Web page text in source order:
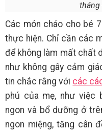
tháng
Các món cháo cho bé
thực hiện. Chỉ cần các
để không làm mất chất
như không gây cảm
tin chắc rằng với các
phú của mẹ, như việc
ngon và bổ dưỡng ở
ngon miệng, tăng cân